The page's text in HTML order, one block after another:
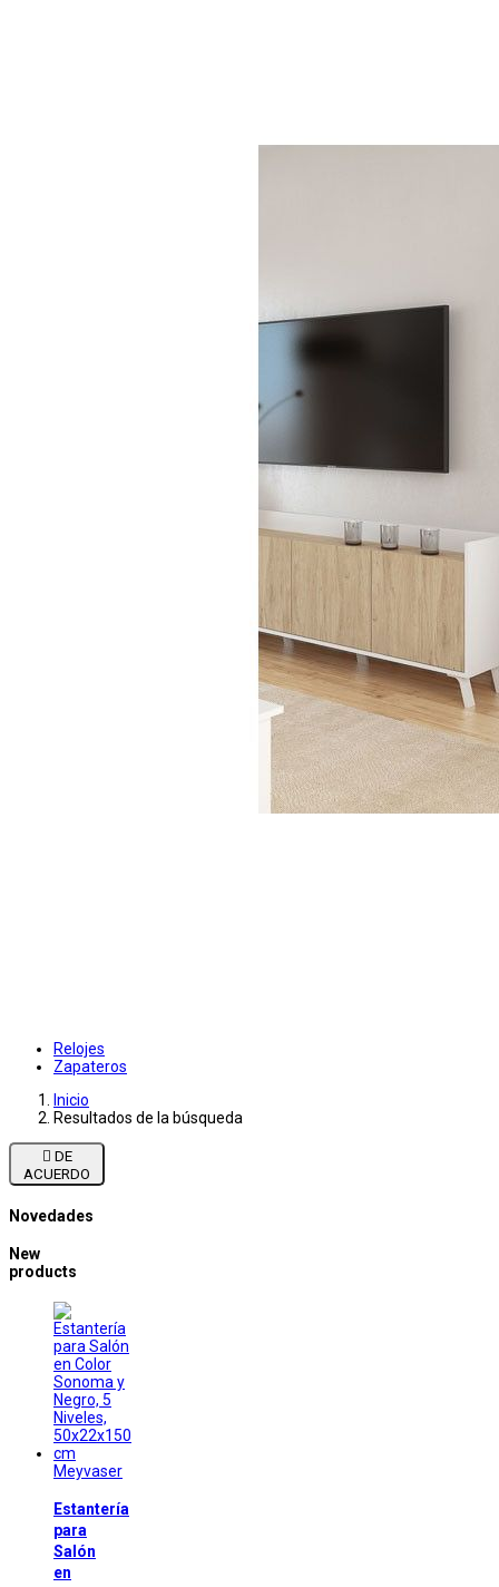
Relojes
Zapateros
Inicio
Resultados de la búsqueda

ACUERDO
Novedades
New
products
Meyvaser
Estantería
para
Salón
en